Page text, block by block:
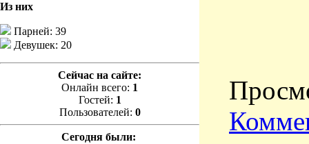
Из них
Парней: 39
Девушек: 20
Сейчас на сайте:
Онлайн всего: 1
Гостей: 1
Пользователей: 0
Сегодня были: